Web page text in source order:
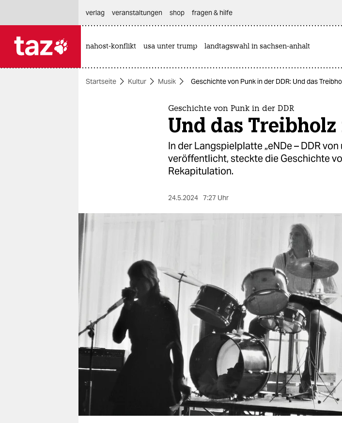
themen
berlin
nord
veranstaltungen
shop
fragen & hilfe
unterstützen
abo
genossenschaft
verlag
veranstaltungen shop fragen & hilfe
nahost-konflikt usa unter trump landtagswahl in sachsen-anhalt
Startseite Kultur Musik Geschichte von Punk in der DDR: Und das
Geschichte von Punk in der DDR
Und das
In der Langspielplatte „eNDe – DDR
veröffentlicht, steckte die Geschichte
Rekapitulation.
24.5.2024 7:27 Uhr